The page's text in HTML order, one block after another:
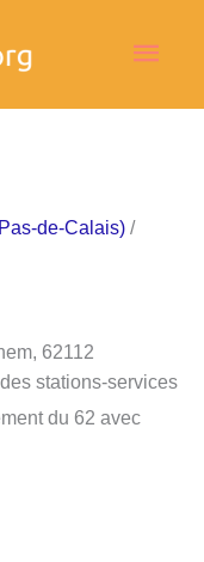
de-Calais) /
62112
stations-services
du 62 avec